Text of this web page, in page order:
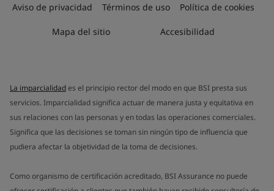
Aviso de privacidad Términos de uso Política de cookies
Mapa del sitio Accesibilidad
La imparcialidades el principio rector del modo en que BSI presta sus
servicios. Imparcialidad significa actuar de manera justa y equitativa en
sus relaciones con las personas y en todas las operaciones comerciales.
Significa que las decisiones se toman sin ningún tipo de influencia que
pudiera afectar la objetividad de la toma de decisiones.
Como organismo de certificación acreditado, BSI Assurance no puede